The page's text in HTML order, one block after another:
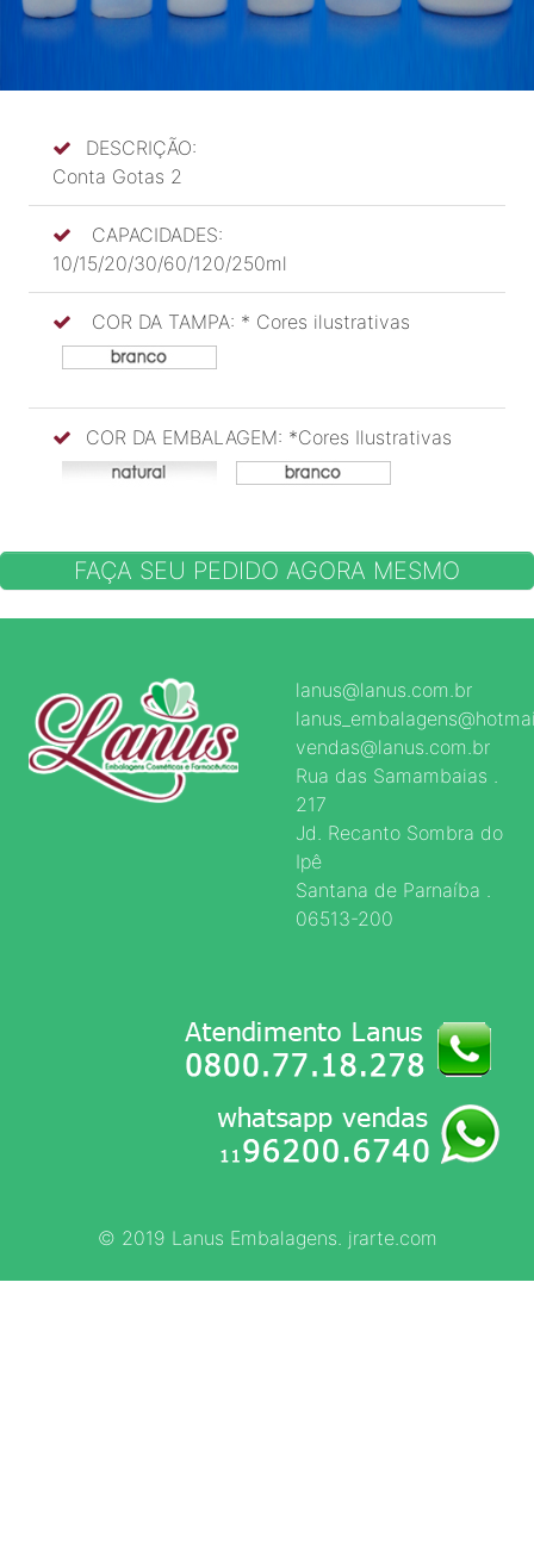
DESCRIÇÃO:
Conta Gotas 2
CAPACIDADES:
10/15/20/30/60/120/250ml
COR DA TAMPA: * Cores ilustrativas
COR DA EMBALAGEM: *Cores Ilustrativas
FAÇA SEU PEDIDO AGORA MESMO
lanus@lanus.com.br
vendas@lanus.com.br
Rua das Samambaias .
217
Jd. Recanto Sombra do
Ipê
Santana de Parnaíba .
06513-200
© 2019 Lanus Embalagens. jrarte.com